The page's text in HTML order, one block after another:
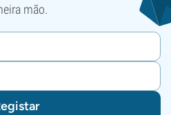
mão.